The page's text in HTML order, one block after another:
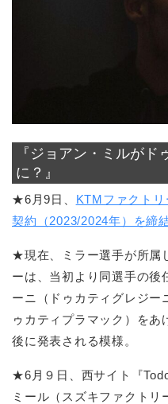
『ジョアン・ミルが
に？』
★6月9日、 KTMファクト
契約（2023/2024年）を締
★現在、ミラー選手が所属
ーは、当初より同選手の後
ーニ（ドゥカティグレジー
ゥカティプラマック）をあ
後に発表される模様。
★6月９日、西サイト『
ミール（スズキファクトリ